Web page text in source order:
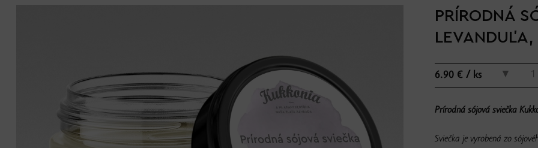
PRÍRODNÁ
LEVANDUĽA,
6.90 € / ks ▼
Prírodná sójová sviečka
Sviečka je vyrobená zo